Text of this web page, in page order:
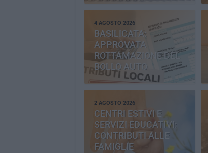
4 AGOSTO 2026
BASILICATA:
APPROVATA
ROTTAMAZIONE DEL
BOLLO AUTO
2 AGOSTO 2026
CENTRI ESTIVI E
SERVIZI EDUCATIVI:
CONTRIBUTI ALLE
FAMIGLIE